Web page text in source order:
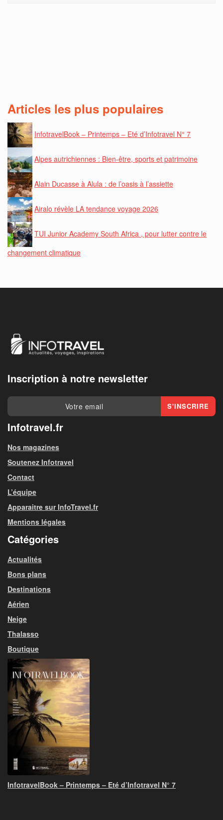
Articles les plus populaires
InfotravelBook – Printemps – Eté d’Infotravel N° 7
Alpes autrichiennes : Bien-être, sports et patrimoine
Alain Ducasse à Alula : de l’oasis à l’assiette
Airalo révèle LA tendance voyage 2026
TUI Junior Academy South Africa , pour lutter contre le
changement climatique
Inscription à notre newsletter
Infotravel.fr
Nos magazines
Soutenez Infotravel
Contact
L’équipe
Apparaitre sur InfoTravel.fr
Mentions légales
Catégories
Actualités
Bons plans
Destinations
Aérien
Neige
Thalasso
Boutique
InfotravelBook – Printemps – Eté d’Infotravel N° 7